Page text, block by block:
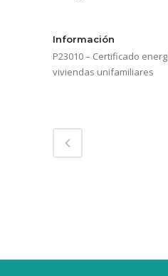
Información
P23010 – Certificado
viviendas unifamiliares